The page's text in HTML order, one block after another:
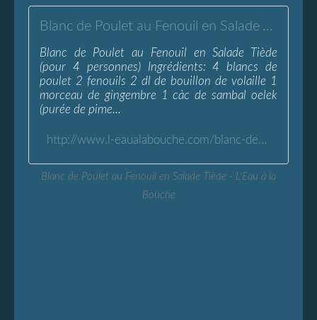
Blanc de Poulet au Fenouil en Salade Tiède - L'Eau à la Bouche
Blanc de Poulet au Fenouil en Salade Tiède
(pour 4 personnes) Ingrédients: 4 blancs de
poulet 2 fenouils 2 dl de bouillon de volaille 1
morceau de gingembre 1 càc de sambal oelek
(purée de pime...
http://www.l-eaualabouche.com/blanc-de-poulet-fenouil-salade-tiede.html
Blanc de Poulet au Fenouil en Salade Tiède - L'Eau à la
Bouche